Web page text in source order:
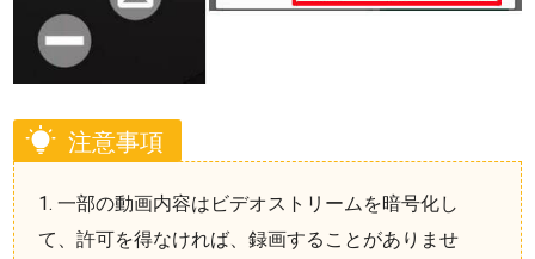
注意事項
1. 一部の動画内容はビデオストリームを暗号化し
て、許可を得なければ、録画することがありませ